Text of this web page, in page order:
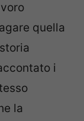
quella
i
la